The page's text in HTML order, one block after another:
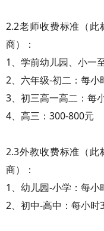
2.2老师收费标准（
商）：
1、学前幼儿园、小一
2、六年级-初二：每小
3、初三高一高二：每
4、高三：300-800元
2.3外教收费标准（
商）：
1、幼儿园-小学：每小
2、初中-高中：每小时